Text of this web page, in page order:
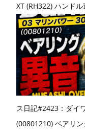
XT (RH322) ハンド
ス日記#2423：ダイ
(00801210) ベアリ